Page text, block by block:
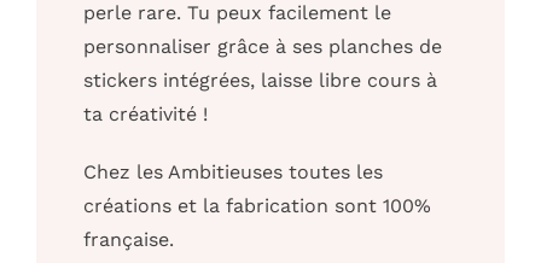
perle rare. Tu peux facilement le
personnaliser grâce à ses planches de
stickers intégrées, laisse libre cours à
ta créativité !
Chez les Ambitieuses toutes les
créations et la fabrication sont 100%
française.